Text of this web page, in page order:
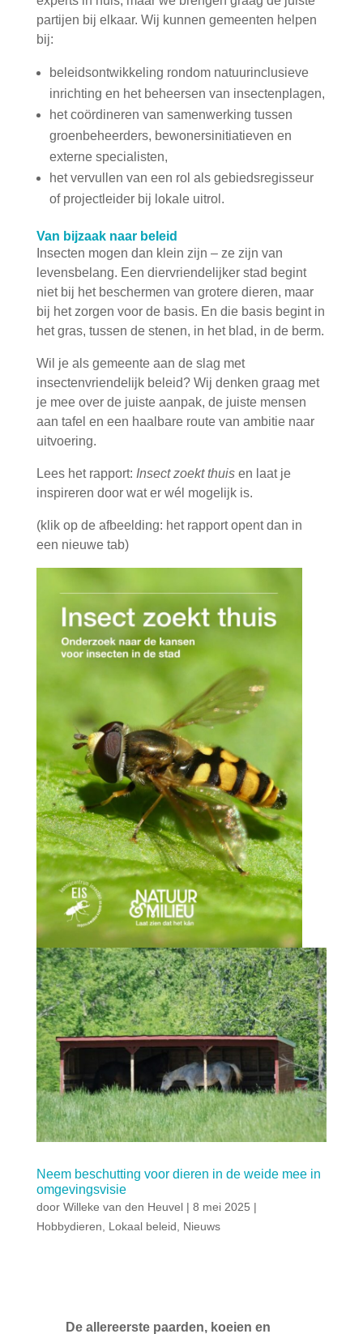
partijen bij elkaar. Wij kunnen gemeenten helpen
bij:
beleidsontwikkeling rondom natuurinclusieve
inrichting en het beheersen van insectenplagen,
het coördineren van samenwerking tussen
groenbeheerders, bewonersinitiatieven en
externe specialisten,
het vervullen van een rol als gebiedsregisseur
of projectleider bij lokale uitrol.
Van bijzaak naar beleid
Insecten mogen dan klein zijn – ze zijn van
levensbelang. Een diervriendelijker stad begint
niet bij het beschermen van grotere dieren, maar
bij het zorgen voor de basis. En die basis begint in
het gras, tussen de stenen, in het blad, in de berm.
Wil je als gemeente aan de slag met
insectenvriendelijk beleid? Wij denken graag met
je mee over de juiste aanpak, de juiste mensen
aan tafel en een haalbare route van ambitie naar
uitvoering.
Lees het rapport: Insect zoekt thuis en laat je
inspireren door wat er wél mogelijk is.
(klik op de afbeelding: het rapport opent dan in
een nieuwe tab)
Neem beschutting voor dieren in de weide mee in
omgevingsvisie
door Willeke van den Heuvel| 8 mei 2025 |
Hobbydieren
Lokaal beleid Nieuws
De allereerste paarden, koeien en